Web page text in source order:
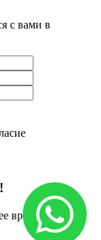
с вами в
время